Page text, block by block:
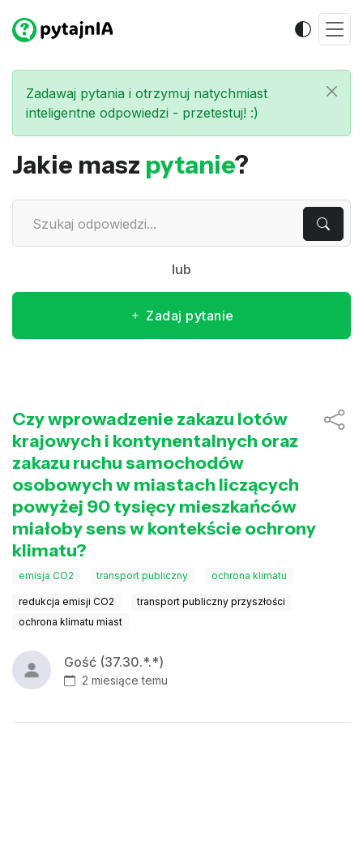
Zadawaj pytania i otrzymuj natychmiast
inteligentne odpowiedzi - przetestuj! :)
Jakie masz pytanie?
lub
Zadaj pytanie
Czy wprowadzenie zakazu lotów
krajowych i kontynentalnych oraz
zakazu ruchu samochodów
osobowych w miastach liczących
powyżej 90 tysięcy mieszkańców
miałoby sens w kontekście ochrony
klimatu?
emisja CO2 transport publiczny ochrona klimatu
redukcja emisji CO2
transport publiczny przyszłości
ochrona klimatu miast
Gość (37.30.*.*)
2 miesiące temu